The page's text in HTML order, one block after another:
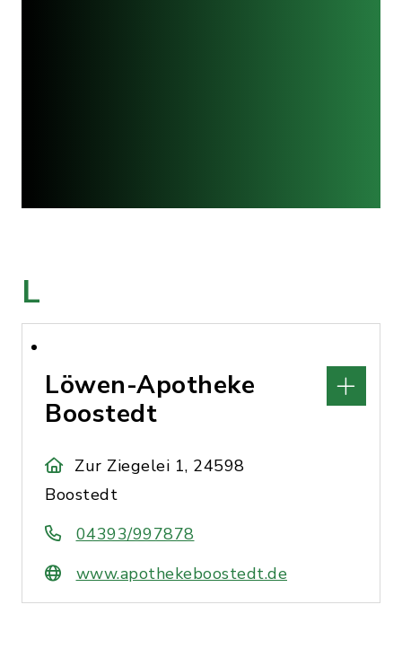
L
Löwen-Apotheke
Boostedt
Zur Ziegelei 1, 24598
Boostedt
04393/997878
www.apothekeboostedt.de